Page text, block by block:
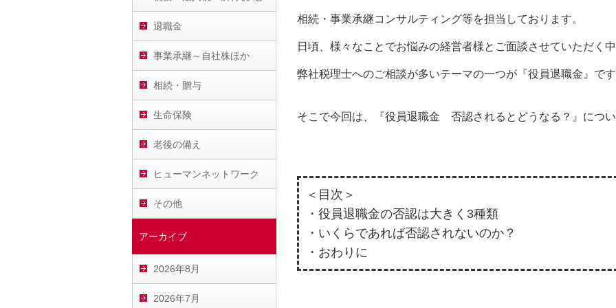
退職金
事業承継～自社株ほか
相続・贈与
生命保険
老後の備え
ヒューマンネットワーク
その他
アーカイブ
2026年8月
2026年7月
相続・事業承継コンサルティング等を担当しております。
日頃、様々なことでお悩みの経営者様とご面談させていただく中
弊社税理士へのご相談が多いテーマの一つが『役員退職金』です
そこで今回は、『役員退職金 否認されるとどうなる？』につい
＜目次＞
・役員退職金の否認は大きく3種類
・いくらであれば否認されないのか？
・おわりに